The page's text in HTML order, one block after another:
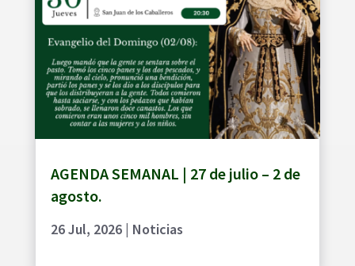
AGENDA SEMANAL | 27 de julio – 2 de
agosto.
26 Jul, 2026| Noticias